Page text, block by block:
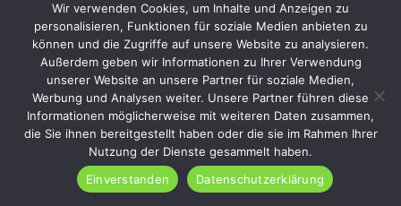
Our Offices
Wir verwenden Cookies, um Inhalte und Anzeigen zu
personalisieren, Funktionen für soziale Medien anbieten zu
können und die Zugriffe auf unsere Website zu analysieren.
Außerdem geben wir Informationen zu Ihrer Verwendung
unserer Website an unsere Partner für soziale Medien,
Werbung und Analysen weiter. Unsere Partner führen diese
Informationen möglicherweise mit weiteren Daten zusammen,
die Sie ihnen bereitgestellt haben oder die sie im Rahmen Ihrer
Nutzung der Dienste gesammelt haben.
Einverstanden
Datenschutzerklärung